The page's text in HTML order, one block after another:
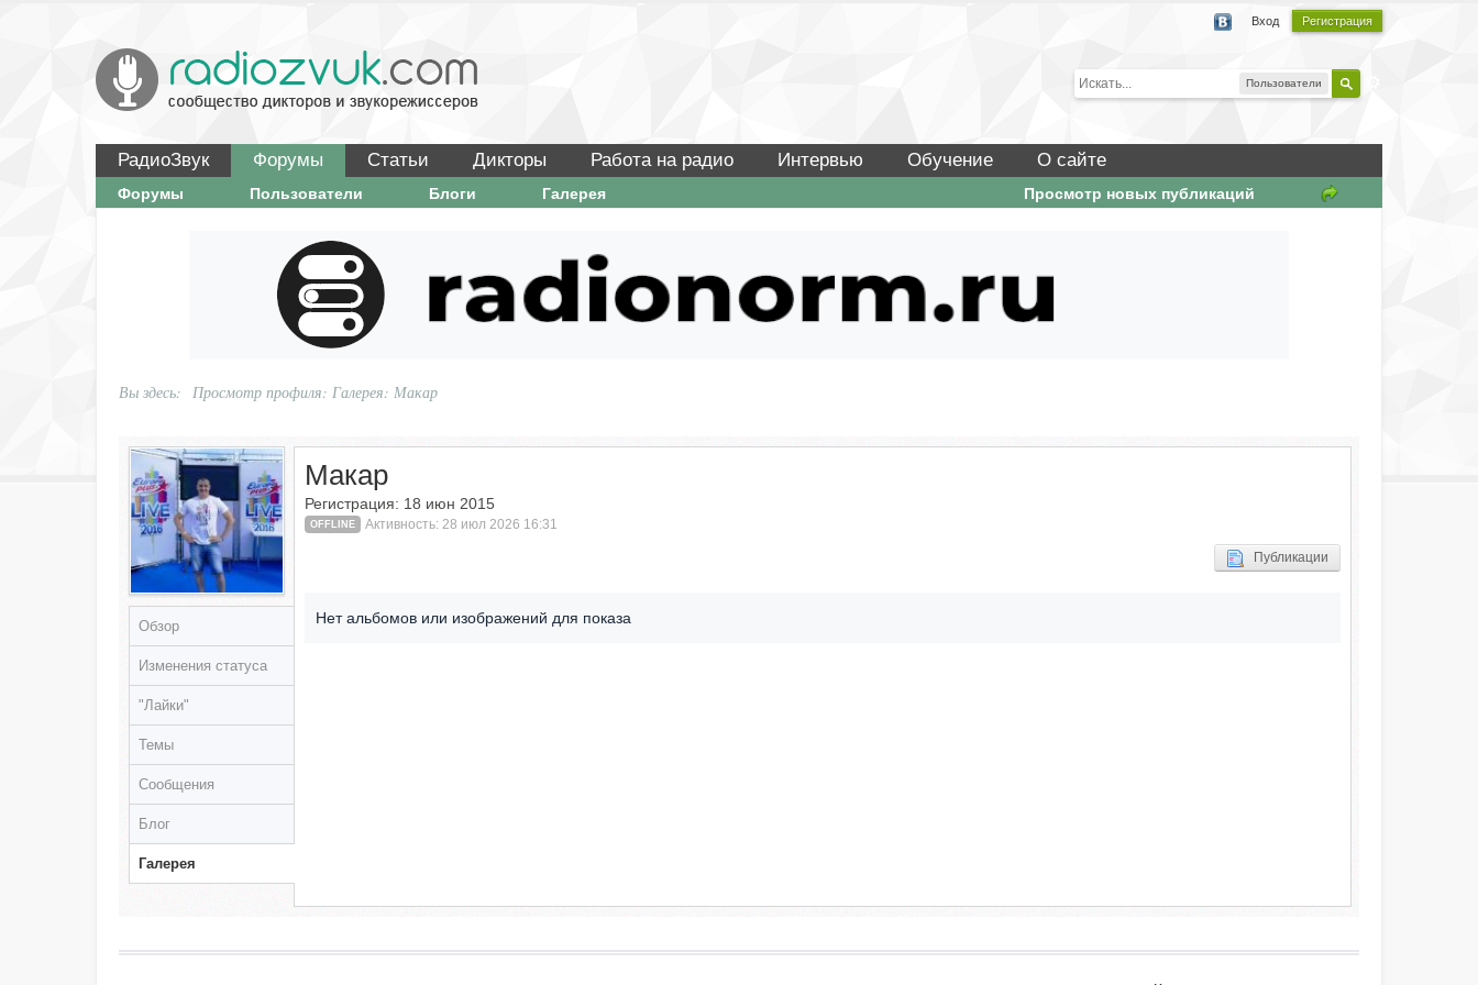
Вход Регистрация
Пользователи
РадиоЗвук Форумы Статьи Дикторы Работа на радио Интервью Обучение О сайте
Просмотр новых публикаций
Форумы Пользователи Блоги Галерея
Вы здесь: Просмотр профиля: Галерея: Макар
Обзор
Изменения статуса
"Лайки"
Темы
Сообщения
Блог
Галерея
Макар
Регистрация: 18 июн 2015
OFFLINE Активность: 28 июл 2026 16:31
Публикации
Нет альбомов или изображений для показа